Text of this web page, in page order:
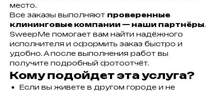
место.
Все заказы выполняют проверенные
клининговые компании — наши партнёры.
SweepMe помогает вам найти надёжного
исполнителя и оформить заказ быстро и
удобно. А после выполнения работ вы
получите подробный фотоотчёт.
Кому подойдет эта услуга?
Если вы живете в другом городе и не